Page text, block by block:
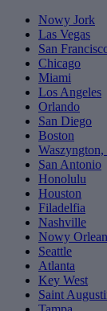
Nowy Jork
Las Vegas
San
Chicago
Miami
Los Angeles
Orlando
San Diego
Boston
San Antonio
Honolulu
Houston
Filadelfia
Nashville
Nowy Orlean
Seattle
Atlanta
Key West
Saint